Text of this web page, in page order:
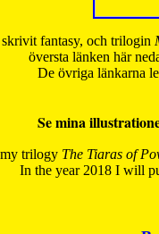
fantasy, och trilogin
översta länken här
De övriga länkarna
Se mina
trilogy The Tiaras of
In the year 2018 I will